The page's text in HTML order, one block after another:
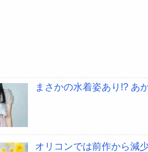
まさかの水着姿あり!? あ
オリコンでは前作から減